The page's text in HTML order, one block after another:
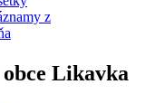
z
Likavka